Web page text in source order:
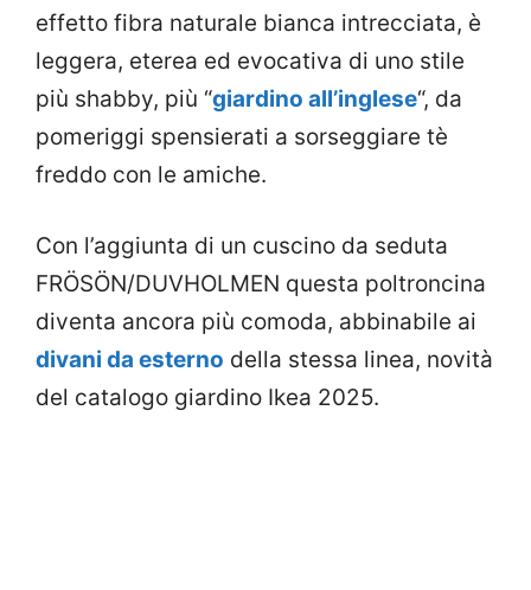
effetto fibra naturale bianca intrecciata, è
leggera, eterea ed evocativa di uno stile
più shabby, più “giardino all’inglese“, da
pomeriggi spensierati a sorseggiare tè
freddo con le amiche.
Con l’aggiunta di un cuscino da seduta
FRÖSÖN/DUVHOLMEN questa poltroncina
diventa ancora più comoda, abbinabile ai
divani da esterno della stessa linea, novità
del catalogo giardino Ikea 2025.